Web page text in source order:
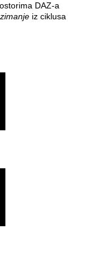
DAZ-a
iz ciklusa